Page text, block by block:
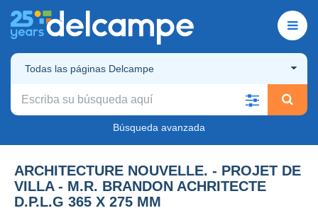
Todas las páginas Delcampe
Búsqueda avanzada
ARCHITECTURE NOUVELLE. - PROJET DE
VILLA - M.R. BRANDON ACHRITECTE
D.P.L.G 365 X 275 MM